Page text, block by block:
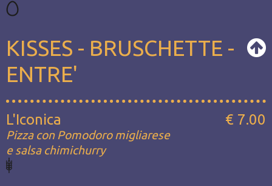
KISSES - BRUSCHETTE -
ENTRE'
L'Iconica
Pizza con Pomodoro migliarese
e salsa chimichurry
€ 7.00